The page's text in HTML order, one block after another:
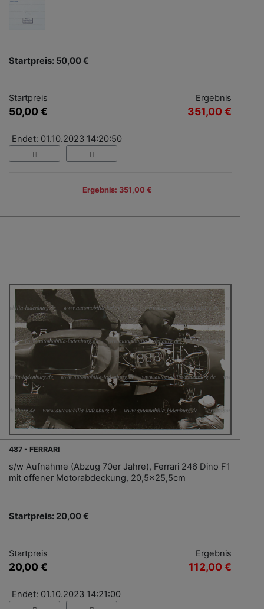
Startpreis: 50,00 €
Startpreis
50,00 €
Ergebnis
351,00 €
Endet: 01.10.2023 14:20:50
Ergebnis: 351,00 €
487 - FERRARI
s/w Aufnahme (Abzug 70er Jahre), Ferrari 246 Dino F1
mit offener Motorabdeckung, 20,5x25,5cm
Startpreis: 20,00 €
Startpreis
20,00 €
Ergebnis
112,00 €
Endet: 01.10.2023 14:21:00